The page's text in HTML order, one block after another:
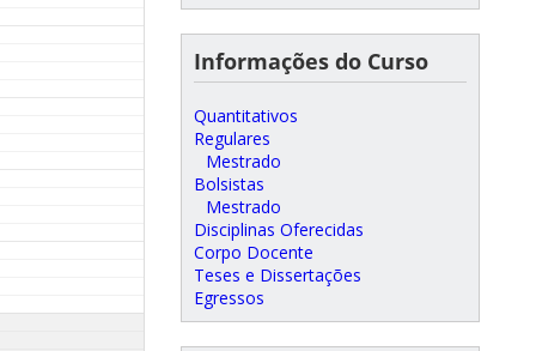
Informações do Curso
Quantitativos
Regulares
Mestrado
Bolsistas
Mestrado
Disciplinas Oferecidas
Corpo Docente
Teses e Dissertações
Egressos